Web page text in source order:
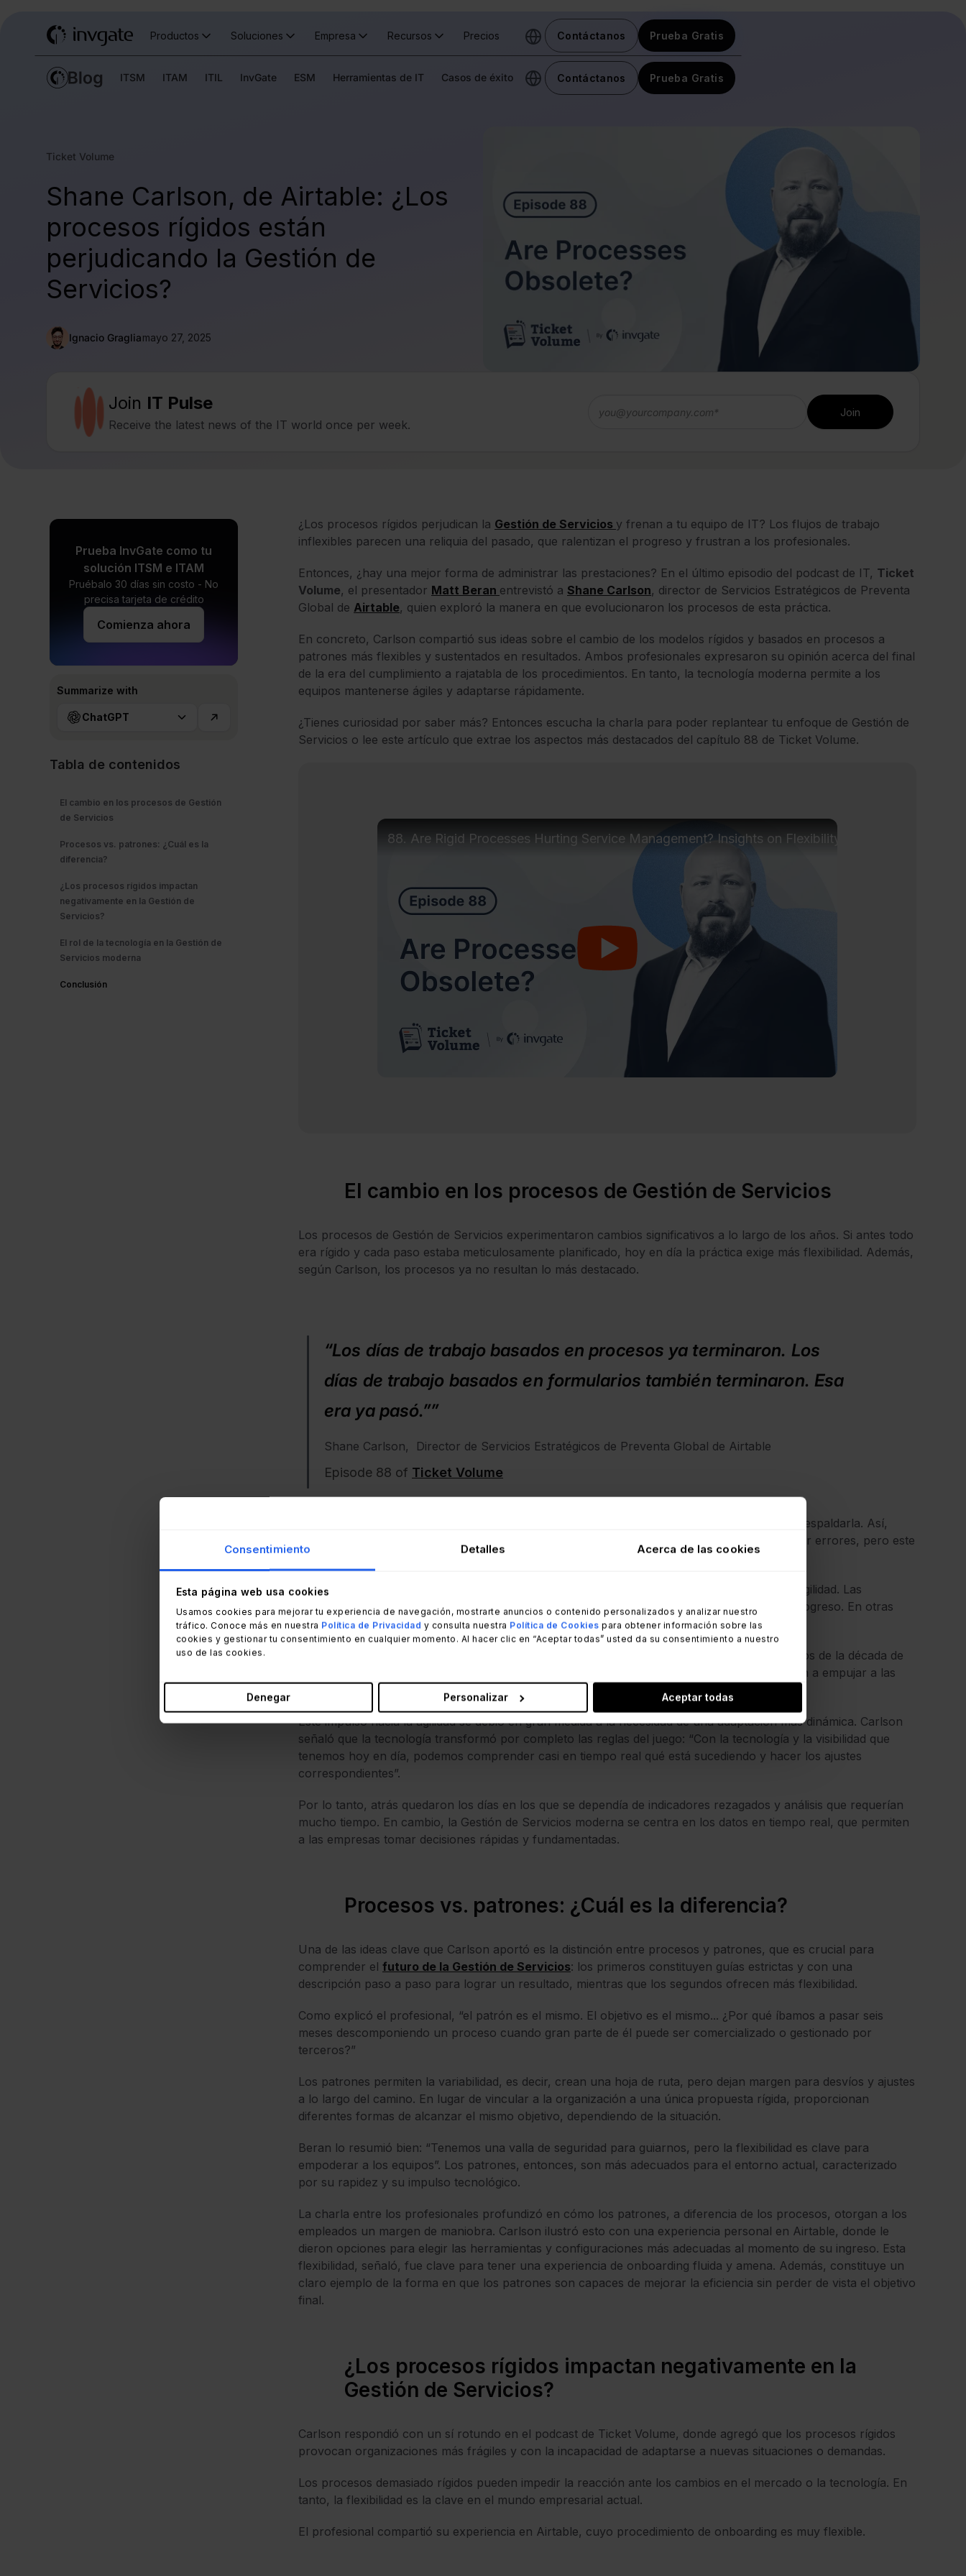
Consentimiento Detalles Acerca de las cookies
Esta página web usa cookies
Usamos cookies para mejorar tu experiencia de navegación, mostrarte anuncios o contenido personalizados y analizar nuestro
tráfico. Conoce más en nuestra Política de Privacidad y consulta nuestra Política de Cookies para obtener información sobre las
cookies y gestionar tu consentimiento en cualquier momento. Al hacer clic en “Aceptar todas” usted da su consentimiento a nuestro
uso de las cookies.
Denegar Personalizar Aceptar todas
Productos Soluciones Empresa Recursos Precios Contáctanos Prueba Gratis
ITSM ITAM ITIL InvGate ESM Herramientas de IT Casos de éxito Contáctanos Prueba Gratis
Ticket Volume
Shane Carlson, de Airtable: ¿Los
procesos rígidos están
perjudicando la Gestión de
Servicios?
Ignacio Gragliamayo 27, 2025
Join IT Pulse
Receive the latest news of the IT world once per week.
Prueba InvGate como tu
solución ITSM e ITAM
Pruébalo 30 días sin costo - No
precisa tarjeta de crédito
Comienza ahora
Summarize with
ChatGPT
Tabla de contenidos
El cambio en los procesos de Gestión
de Servicios
Procesos vs. patrones: ¿Cuál es la
diferencia?
¿Los procesos rígidos impactan
negativamente en la Gestión de
Servicios?
El rol de la tecnología en la Gestión de
Servicios moderna
Conclusión
¿Los procesos rígidos perjudican la Gestión de Servicios y frenan a tu equipo de IT? Los flujos de trabajo
inflexibles parecen una reliquia del pasado, que ralentizan el progreso y frustran a los profesionales.
Entonces, ¿hay una mejor forma de administrar las prestaciones? En el último episodio del podcast de IT, Ticket
Volume, el presentador Matt Beran entrevistó a Shane Carlson, director de Servicios Estratégicos de Preventa
Global de Airtable, quien exploró la manera en que evolucionaron los procesos de esta práctica.
En concreto, Carlson compartió sus ideas sobre el cambio de los modelos rígidos y basados en procesos a
patrones más flexibles y sustentados en resultados. Ambos profesionales expresaron su opinión acerca del final
de la era del cumplimiento a rajatabla de los procedimientos. En tanto, la tecnología moderna permite a los
equipos mantenerse ágiles y adaptarse rápidamente.
¿Tienes curiosidad por saber más? Entonces escucha la charla para poder replantear tu enfoque de Gestión de
Servicios o lee este artículo que extrae los aspectos más destacados del capítulo 88 de Ticket Volume.
88. Are Rigid Processes Hurting Service Management? Insights on Flexibility with Shane Carlson
El cambio en los procesos de Gestión de Servicios
Los procesos de Gestión de Servicios experimentaron cambios significativos a lo largo de los años. Si antes todo
era rígido y cada paso estaba meticulosamente planificado, hoy en día la práctica exige más flexibilidad. Además,
según Carlson, los procesos ya no resultan lo más destacado.
“Los días de trabajo basados en procesos ya terminaron. Los
días de trabajo basados en formularios también terminaron. Esa
era ya pasó.””
Shane Carlson, Director de Servicios Estratégicos de Preventa Global de Airtable
Episode 88 of Ticket Volume
Si bien constituye una afirmación audaz, Carlson cuenta con la experiencia adecuada para respaldarla. Así,
explicó que en el pasado se hacía hincapié en la necesidad de seguir ciertos pasos para evitar errores, pero este
enfoque condujo rápidamente a situaciones burocráticas y a cuellos de botella.
A medida que la Gestión de Servicios fue evolucionando, creció el requerimiento de mayor agilidad. Las
organizaciones se dieron cuenta de que los procesos rígidos a menudo obstaculizaban el progreso. En otras
palabras, ya no ayudaban a las empresas a alcanzar sus objetivos, sino que las frenaban.
Carlson y Beran reflexionaron sobre cómo este cambio se hizo realmente notable a principios de la década de
, que comenzaron a empujar a las
compañías hacia modelos de trabajo más flexibles y adaptables.
Este impulso hacia la agilidad se debió en gran medida a la necesidad de una adaptación más dinámica. Carlson
señaló que la tecnología transformó por completo las reglas del juego: “Con la tecnología y la visibilidad que
tenemos hoy en día, podemos comprender casi en tiempo real qué está sucediendo y hacer los ajustes
correspondientes”.
Por lo tanto, atrás quedaron los días en los que se dependía de indicadores rezagados y análisis que requerían
mucho tiempo. En cambio, la Gestión de Servicios moderna se centra en los datos en tiempo real, que permiten
a las empresas tomar decisiones rápidas y fundamentadas.
Procesos vs. patrones: ¿Cuál es la diferencia?
Una de las ideas clave que Carlson aportó es la distinción entre procesos y patrones, que es crucial para
comprender el futuro de la Gestión de Servicios: los primeros constituyen guías estrictas y con una
descripción paso a paso para lograr un resultado, mientras que los segundos ofrecen más flexibilidad.
Como explicó el profesional, “el patrón es el mismo. El objetivo es el mismo... ¿Por qué íbamos a pasar seis
meses descomponiendo un proceso cuando gran parte de él puede ser comercializado o gestionado por
terceros?”
Los patrones permiten la variabilidad, es decir, crean una hoja de ruta, pero dejan margen para desvíos y ajustes
a lo largo del camino. En lugar de vincular a la organización a una única propuesta rígida, proporcionan
diferentes formas de alcanzar el mismo objetivo, dependiendo de la situación.
Beran lo resumió bien: “Tenemos una valla de seguridad para guiarnos, pero la flexibilidad es clave para
empoderar a los equipos”. Los patrones, entonces, son más adecuados para el entorno actual, caracterizado
por su rapidez y su impulso tecnológico.
La charla entre los profesionales profundizó en cómo los patrones, a diferencia de los procesos, otorgan a los
empleados un margen de maniobra. Carlson ilustró esto con una experiencia personal en Airtable, donde le
dieron opciones para elegir las herramientas y configuraciones más adecuadas al momento de su ingreso. Esta
flexibilidad, señaló, fue clave para tener una experiencia de onboarding fluida y amena. Además, constituye un
claro ejemplo de la forma en que los patrones son capaces de mejorar la eficiencia sin perder de vista el objetivo
final.
¿Los procesos rígidos impactan negativamente en la
Gestión de Servicios?
Carlson respondió con un sí rotundo en el podcast de Ticket Volume, donde agregó que los procesos rígidos
provocan organizaciones más frágiles y con la incapacidad de adaptarse a nuevas situaciones o demandas.
Los procesos demasiado rígidos pueden impedir la reacción ante los cambios en el mercado o la tecnología. En
tanto, la flexibilidad es la clave en el mundo empresarial actual.
El profesional compartió su experiencia en Airtable, cuyo procedimiento de onboarding es muy flexible.